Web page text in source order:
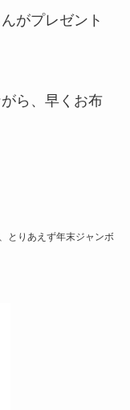
がプレゼント
ら、早くお布
とりあえず年末ジャンボ